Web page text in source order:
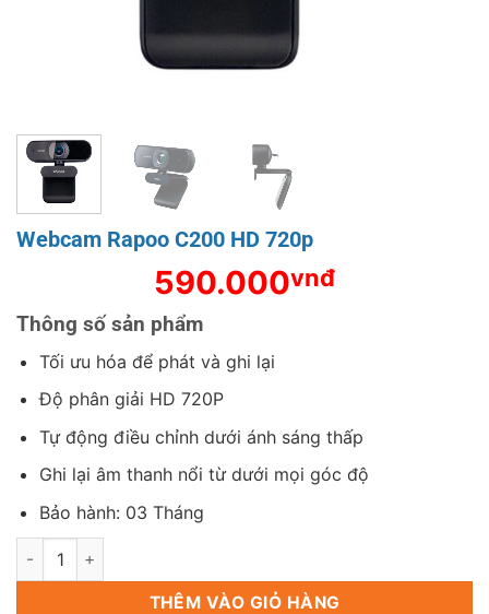
Webcam Rapoo C200 HD 720p
590.000vnđ
Thông số sản phẩm
Tối ưu hóa để phát và ghi lại
Độ phân giải HD 720P
Tự động điều chỉnh dưới ánh sáng thấp
Ghi lại âm thanh nổi từ dưới mọi góc độ
Bảo hành: 03 Tháng
Webcam Rapoo C200 HD 720p số lượng
THÊM VÀO GIỎ HÀNG